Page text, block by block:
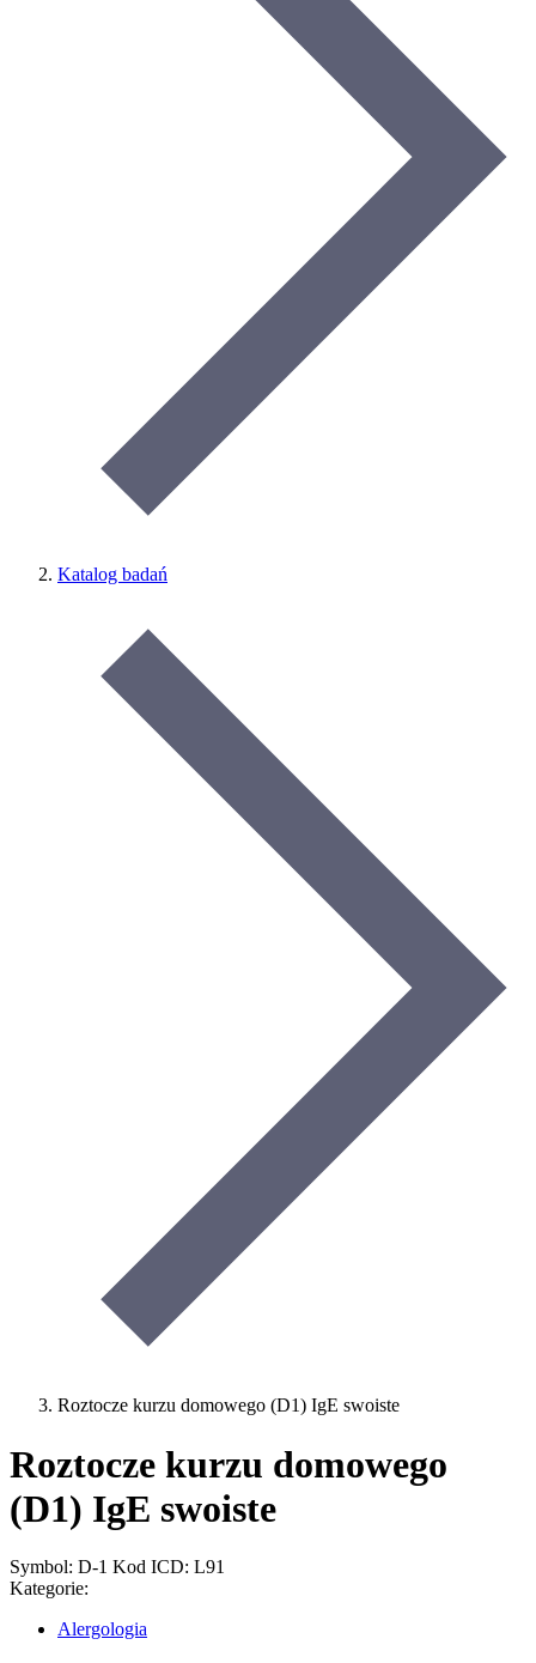
Katalog badań
Roztocze kurzu domowego (D1) IgE swoiste
Roztocze kurzu domowego
(D1) IgE swoiste
Symbol: D-1 Kod ICD: L91
Kategorie:
Alergologia